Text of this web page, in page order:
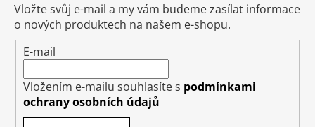
Vložte svůj e-mail a my vám budeme zasílat informace
o nových produktech na našem e-shopu.
E-mail
Vložením e-mailu souhlasíte s podmínkami
ochrany osobních údajů